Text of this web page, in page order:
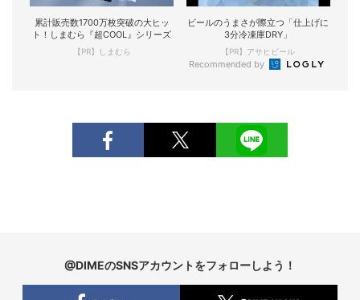
累計販売数1700万枚突破の大ヒッ
ト！しまむら『超COOL』シリーズ
【PR】しまむら
ビールのうまさが際立つ「仕上げに
3分冷凍庫DRY」
【PR】アサヒビール
Recommended by
@DIMEのSNSアカウントをフォローしよう！